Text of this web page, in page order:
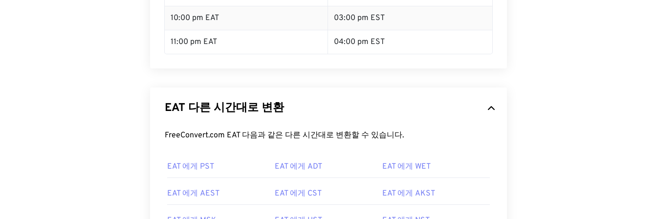
10:00 pm EAT 03:00 pm EST
11:00 pm EAT 04:00 pm EST
EAT 다른 시간대로 변환
FreeConvert.com EAT 다음과 같은 다른 시간대로 변환할 수 있습니다.
EAT 에게 PST EAT 에게 ADT EAT 에게 WET
EAT 에게 AEST EAT 에게 CST EAT 에게 AKST